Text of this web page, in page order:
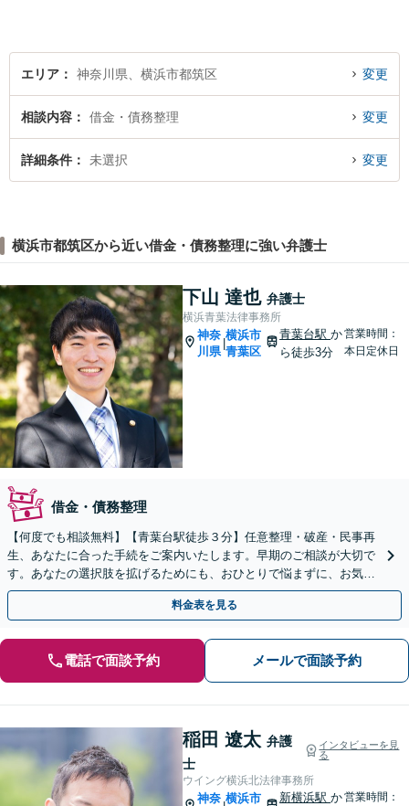
気軽にご相談頂ければと思い
ます。
エリア 神奈川県、横浜市都筑区 変更
相談内容 借金・債務整理 変更
詳細条件 未選択 変更
横浜市都筑区から近い借金・債務整理に強い弁護士
下山 達也 弁護士
横浜青葉法律事務所
神奈
川県
横浜市
青葉区
青葉台駅か
ら徒歩3分
営業時間：
本日定休日
借金・債務整理
【何度でも相談無料】【青葉台駅徒歩３分】任意整理・破産・民事再
生、あなたに合った手続をご案内いたします。早期のご相談が大切で
す。あなたの選択肢を拡げるためにも、おひとりで悩まずに、お気軽
に弁護士を頼ってください。【夜間・土日相談可】
料金表を見る
電話で面談予約 メールで面談予約
稲田 遼太 弁護
士
インタビューを見
る
ウイング横浜北法律事務所
神奈 横浜市
新横浜駅か営業時間：